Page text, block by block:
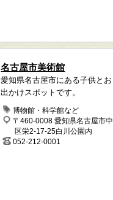
名古屋市美術館
愛知県名古屋市にある子供とお
出かけスポットです。
博物館・科学館など
〒460-0008 愛知県名古屋市中
区栄2-17-25白川公園内
052-212-0001